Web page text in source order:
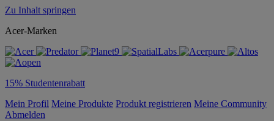
Zu Inhalt springen
Acer-Marken
15% Studentenrabatt
Mein Profil Meine Produkte Produkt registrieren Meine Community
Abmelden